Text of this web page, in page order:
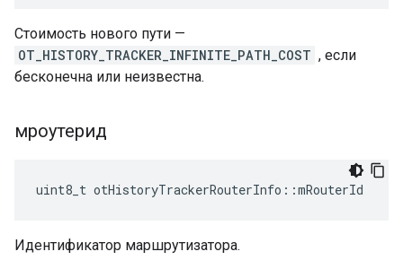
Стоимость нового пути —
OT_HISTORY_TRACKER_INFINITE_PATH_COST , если
бесконечна или неизвестна.
мроутерид
uint8_t otHistoryTrackerRouterInfo ::mRouterId
Идентификатор маршрутизатора.